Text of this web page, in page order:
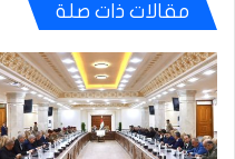
مقالات ذات صلة